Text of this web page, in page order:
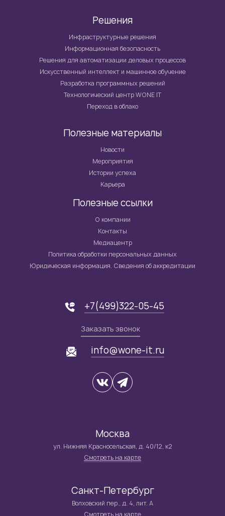
Решения
Инфраструктурные решения
Информационная безопасность
Решения для автоматизации деловых процессов
Искусственный интеллект и машинное обучение
Разработка программных решений
Технологический центр WONE IT
Переход в облако
Полезные материалы
Новости
Мероприятия
Истории успеха
Карьера
Полезные ссылки
О компании
Контакты
Медиацентр
Политика обработки персональных данных
Юридическая информация. Сведения об аккредитации
+7(499)322-05-45
Заказать звонок
info@wone-it.ru
Москва
ул. Нижняя Красносельская, д. 40/12, к2
Смотреть на карте
Санкт-Петербург
Волховский пер., д. 4, лит. А
Смотреть на карте